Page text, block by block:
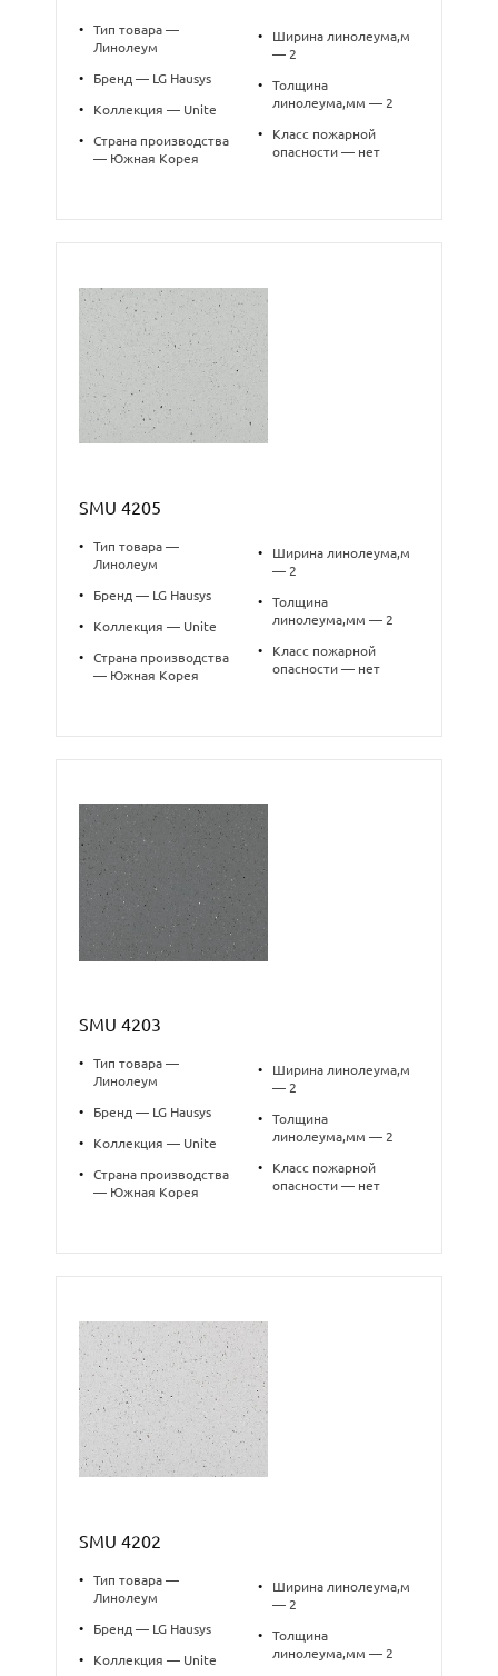
•
Тип товара —
Линолеум
• Бренд — LG Hausys
• Коллекция — Unite
•
Страна производства
— Южная Корея
•
Ширина линолеума,м
— 2
•
Толщина
линолеума,мм — 2
•
Класс пожарной
опасности — нет
SMU 4205
•
Тип товара —
Линолеум
• Бренд — LG Hausys
• Коллекция — Unite
•
Страна производства
— Южная Корея
•
Ширина линолеума,м
— 2
•
Толщина
линолеума,мм — 2
•
Класс пожарной
опасности — нет
SMU 4203
•
Тип товара —
Линолеум
• Бренд — LG Hausys
• Коллекция — Unite
•
Страна производства
— Южная Корея
•
Ширина линолеума,м
— 2
•
Толщина
линолеума,мм — 2
•
Класс пожарной
опасности — нет
SMU 4202
•
Тип товара —
Линолеум
• Бренд — LG Hausys
• Коллекция — Unite
•
Ширина линолеума,м
— 2
•
Толщина
линолеума,мм — 2